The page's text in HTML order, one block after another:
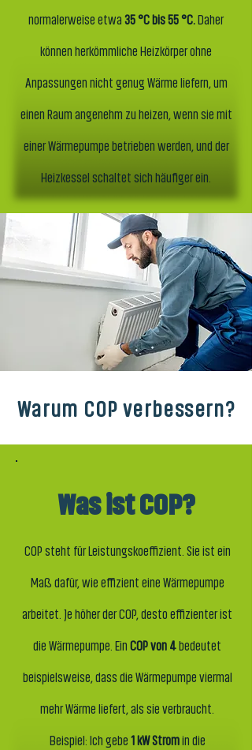
normalerweise etwa 35 °C bis 55 °C.Daher
können herkömmliche Heizkörper ohne
Anpassungen nicht genug Wärme liefern, um
einen Raum angenehm zu heizen, wenn sie mit
einer Wärmepumpe betrieben werden, und der
Heizkessel schaltet sich häufiger ein.
Warum COP verbessern?
Was ist COP?
COP steht für Leistungskoeffizient. Sie ist ein
Maß dafür, wie effizient eine Wärmepumpe
arbeitet. Je höher der COP, desto effizienter ist
die Wärmepumpe. Ein COP von 4bedeutet
beispielsweise, dass die Wärmepumpe viermal
mehr Wärme liefert, als sie verbraucht.
Beispiel: Ich gebe 1 kW Stromin die